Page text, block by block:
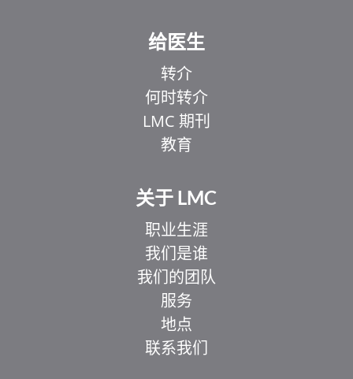
给医生
转介
何时转介
LMC 期刊
教育
关于 LMC
职业生涯
我们是谁
我们的团队
服务
地点
联系我们